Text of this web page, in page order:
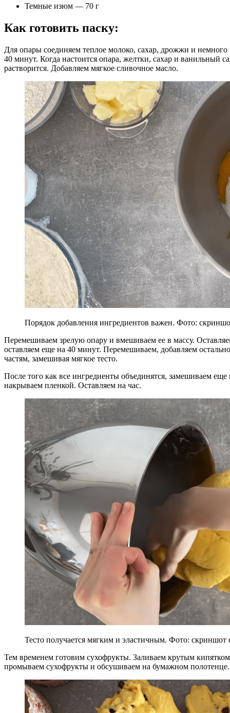
Темные изюм — 70 г
Как готовить паску:
Для опары соединяем теплое молоко, сахар, дрожжи и
40 минут. Когда настоится опара, желтки, сахар и ванильный
растворится. Добавляем мягкое сливочное масло.
Порядок добавления ингредиентов важен. Фото:
Перемешиваем зрелую опару и вмешиваем ее в массу.
оставляем еще на 40 минут. Перемешиваем, добавляем
частям, замешивая мягкое тесто.
После того как все ингредиенты объединятся, замешиваем
накрываем пленкой. Оставляем на час.
Тесто получается мягким и эластичным. Фото: скриншот
Тем временем готовим сухофрукты. Заливаем крутым
промываем сухофрукты и обсушиваем на бумажном полотенце.